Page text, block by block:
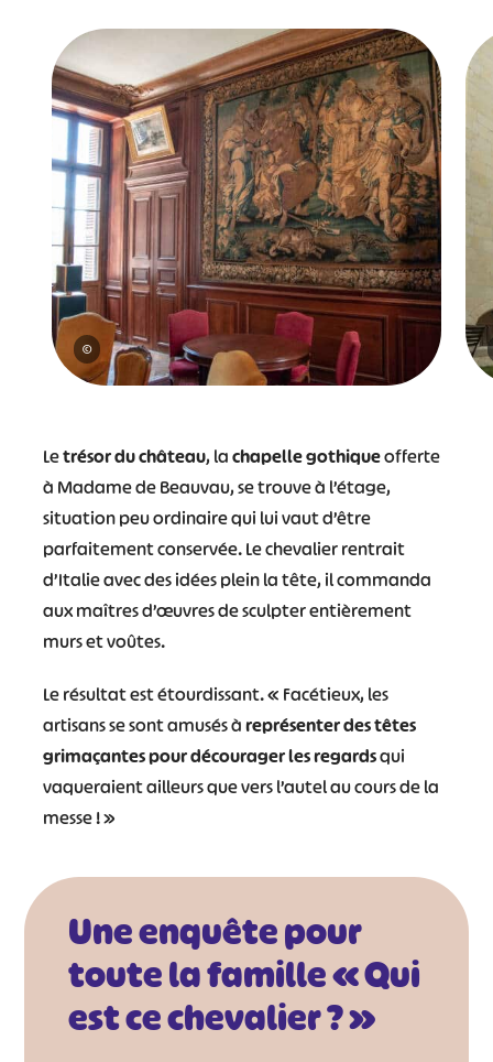
©
Letrésor du château, lachapelle gothiqueofferte
à Madame de Beauvau, se trouve à l’étage,
situation peu ordinaire qui lui vaut d’être
parfaitement conservée. Le chevalier rentrait
d’Italie avec des idées plein la tête, il commanda
aux maîtres d’œuvres de sculpter entièrement
murs et voûtes.
Le résultat est étourdissant. « Facétieux, les
artisans se sont amusés àreprésenter des têtes
grimaçantes pour décourager les regardsqui
vaqueraient ailleurs que vers l’autel au cours de la
messe ! »
Une enquête pour
toute la famille « Qui
est ce chevalier ? »
# #